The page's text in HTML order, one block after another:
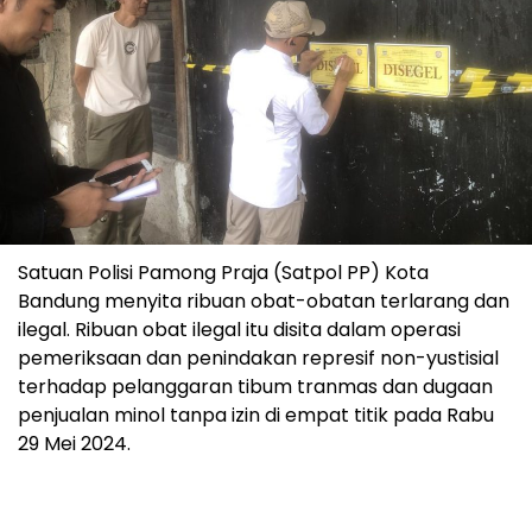
Satuan Polisi Pamong Praja (Satpol PP) Kota
Bandung menyita ribuan obat-obatan terlarang dan
ilegal. Ribuan obat ilegal itu disita dalam operasi
pemeriksaan dan penindakan represif non-yustisial
terhadap pelanggaran tibum tranmas dan dugaan
penjualan minol tanpa izin di empat titik pada Rabu
29 Mei 2024.